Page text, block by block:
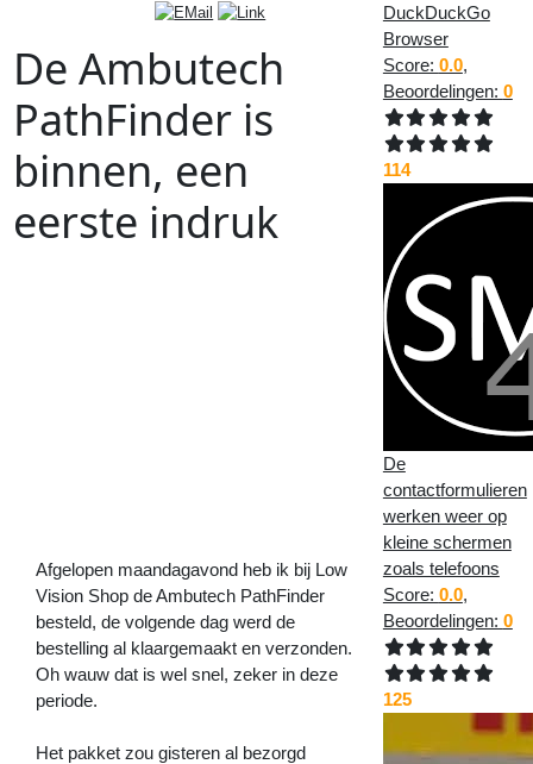
De Ambutech
PathFinder is
binnen, een
eerste indruk
Volgend
Artikel:
Even
weer
plaats>>
Afgelopen maandagavond heb ik bij Low
Vision Shop de Ambutech PathFinder
besteld, de volgende dag werd de
bestelling al klaargemaakt en verzonden.
Oh wauw dat is wel snel, zeker in deze
periode.
Het pakket zou gisteren al bezorgd
DuckDuckGo
Browser
Score: 0.0,
Beoordelingen: 0
114
De
contactformulieren
werken weer op
kleine schermen
zoals telefoons
Score: 0.0,
Beoordelingen: 0
125